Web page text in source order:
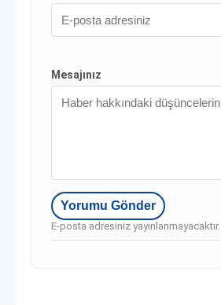
Mesajınız
E-posta adresiniz yayınlanmayacaktır.